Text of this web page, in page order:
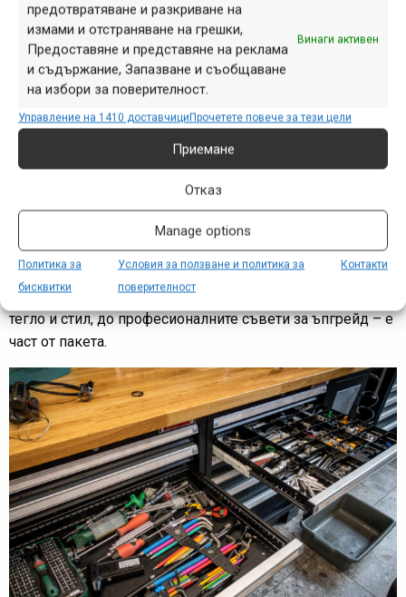
предотвратяване и разкриване на
измами и отстраняване на грешки,
Предоставяне и представяне на реклама
и съдържание, Запазване и съобщаване
на избори за поверителност.
Винаги активен
Управление на 1410 доставчициПрочетете повече за тези цели
Приемане
Отказ
Manage options
Политика за
бисквитки
Условия за ползване и политика за
поверителност
Контакти
Експертизата като стандарт
Това, което прави покупката от VeloBoost различна, е
инструментариумът. Буквално и преносно. Когато
вземете своя нов байк от тук, вие имате на
разположение екип от специалисти, които обичат
професията си и работят заедно от години. Всеки детайл
– от фините настройки на окачването според вашето
тегло и стил, до професионалните съвети за ъпгрейд – е
част от пакета.